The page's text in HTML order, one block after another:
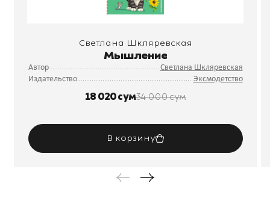
Светлана Шкляревская
Мышление
Автор
Светлана Шкляревская
Издательство
Эксмодетство
18 020 сум34 000 сум
В корзину